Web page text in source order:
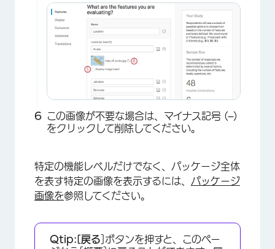
×
この画像が不要な場合は、マイナス記号 (–)
をクリックして削除してください。
特定の機能レベルだけでなく、パッケージ全体
を表す特定の画像を表示するには、
パッケージ
画像を参照してください。
Qtip: [戻る ]ボタンを押すと、このペー